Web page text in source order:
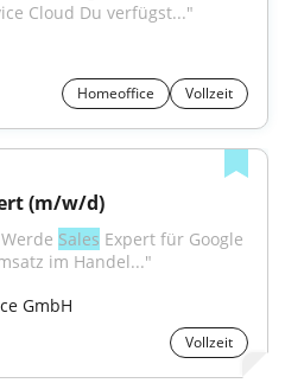
Cloud Du verfügst..."
Homeoffice Vollzeit
(m/w/d)
Sales Expert für Google
im Handel..."
GmbH
Vollzeit